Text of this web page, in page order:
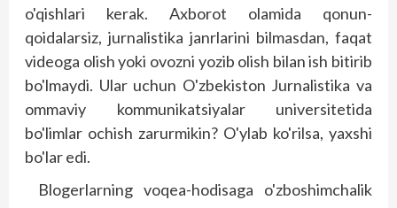
o'qishlari kerak. Axborot olamida qonun-
qoidalarsiz, jurnalistika janrlarini bilmasdan, faqat
videoga olish yoki ovozni yozib olish bilan ish bitirib
bo'lmaydi. Ular uchun O'zbekiston Jurnalistika va
ommaviy kommunikatsiyalar universitetida
bo'limlar ochish zarurmikin? O'ylab ko'rilsa, yaxshi
bo'lar edi.
Blogerlarning voqea-hodisaga o'zboshimchalik